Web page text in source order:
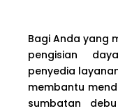
Bagi Anda yang
pengisian
penyedia
membantu
sumbatan